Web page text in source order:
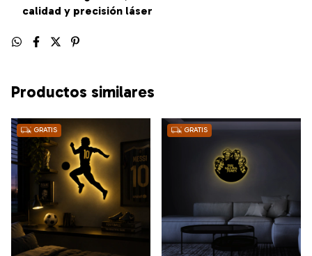
calidad y precisión láser
Productos similares
GRATIS GRATIS